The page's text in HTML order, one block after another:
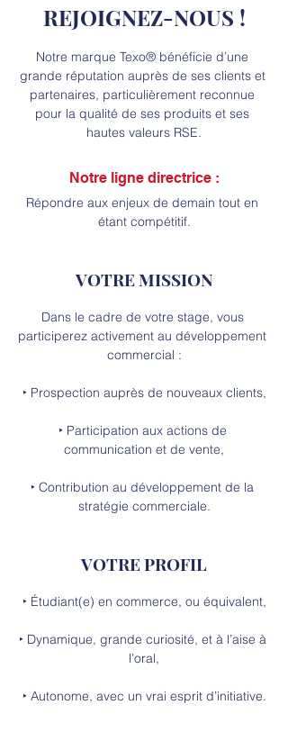
REJOIGNEZ-NOUS !
Notre marque Texo® bénéficie d’une
grande réputation auprès de ses clients et
partenaires, particulièrement reconnue
pour la qualité de ses produits et ses
hautes valeurs RSE.
Notre ligne directrice :
Répondre aux enjeux de demain tout en
étant compétitif.
VOTRE MISSION
Dans le cadre de votre stage, vous
participerez activement au développement
commercial :
‣ Prospection auprès de nouveaux clients,
‣ Participation aux actions de
communication et de vente,
‣ Contribution au développement de la
stratégie commerciale.
VOTRE PROFIL
‣ Étudiant(e) en commerce, ou équivalent,
‣ Dynamique, grande curiosité, et à l’aise à
l’oral,
‣ Autonome, avec un vrai esprit d’initiative.